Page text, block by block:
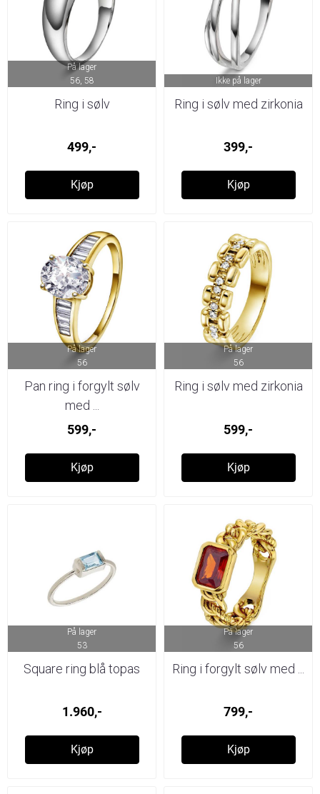
På lager
56, 58
Ring i sølv
499,-
Kjøp
Ikke på lager
Ring i sølv med zirkonia
399,-
Kjøp
På lager
56
Pan ring i forgylt sølv
med ...
599,-
Kjøp
På lager
56
Ring i sølv med zirkonia
599,-
Kjøp
På lager
53
Square ring blå topas
1.960,-
Kjøp
På lager
56
Ring i forgylt sølv med ...
799,-
Kjøp